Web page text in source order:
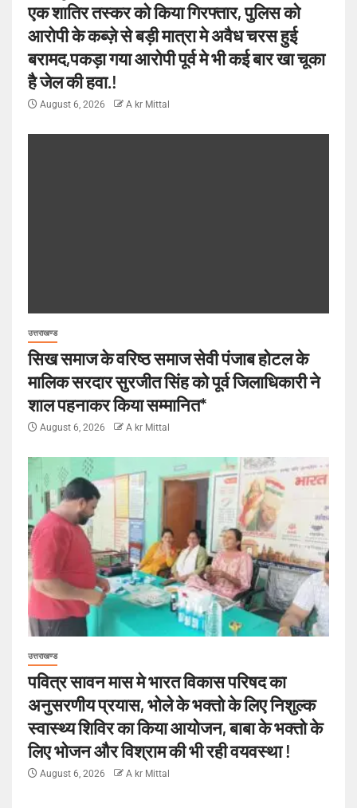
एक शातिर तस्कर को किया गिरफ्तार, पुलिस को
आरोपी के कब्ज़े से बड़ी मात्रा मे अवैध चरस हुई
बरामद,पकड़ा गया आरोपी पूर्व मे भी कई बार खा चूका
है जेल की हवा.!
August 6, 2026 A kr Mittal
उत्तराखण्ड
सिख समाज के वरिष्ठ समाज सेवी पंजाब होटल के
मालिक सरदार सुरजीत सिंह को पूर्व जिलाधिकारी ने
शाल पहनाकर किया सम्मानित*
August 6, 2026 A kr Mittal
उत्तराखण्ड
पवित्र सावन मास मे भारत विकास परिषद का
अनुसरणीय प्रयास, भोले के भक्तो के लिए निशुल्क
स्वास्थ्य शिविर का किया आयोजन, बाबा के भक्तो के
लिए भोजन और विश्राम की भी रही वयवस्था !
August 6, 2026 A kr Mittal